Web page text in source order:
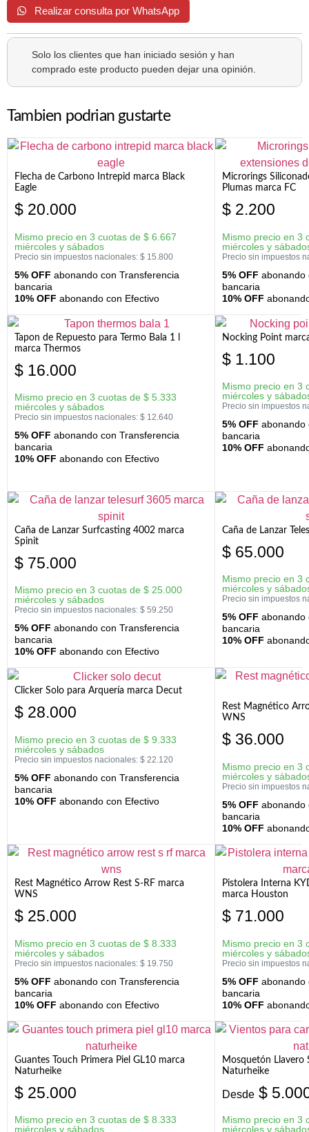
Realizar consulta por WhatsApp
Solo los clientes que han iniciado sesión y han
comprado este producto pueden dejar una opinión.
Tambien podrian gustarte
Flecha de Carbono Intrepid marca Black
Eagle
$ 20.000
Mismo precio en 3 cuotas de $ 6.667
miércoles y sábados
Precio sin impuestos nacionales: $ 15.800
5% OFF abonando con Transferencia
bancaria
10% OFF abonando con Efectivo
Microrings
Plumas marca FC
$ 2.200
Mismo precio en 3
miércoles y
Precio sin impuestos
5% OFF abonando
bancaria
10% OFF
Tapon de Repuesto para Termo Bala 1 l
marca Thermos
$ 16.000
Mismo precio en 3 cuotas de $ 5.333
miércoles y sábados
Precio sin impuestos nacionales: $ 12.640
5% OFF abonando con Transferencia
bancaria
10% OFF abonando con Efectivo
Nocking Point
$ 1.100
Mismo precio en 3
miércoles y
Precio sin impuestos
5% OFF abonando
bancaria
10% OFF
Caña de Lanzar Surfcasting 4002 marca
Spinit
$ 75.000
Mismo precio en 3 cuotas de $ 25.000
miércoles y sábados
Precio sin impuestos nacionales: $ 59.250
5% OFF abonando con Transferencia
bancaria
10% OFF abonando con Efectivo
Caña de Lanzar
$ 65.000
Mismo precio en 3
miércoles y
Precio sin impuestos
5% OFF abonando
bancaria
10% OFF
Clicker Solo para Arquería marca Decut
$ 28.000
Mismo precio en 3 cuotas de $ 9.333
miércoles y sábados
Precio sin impuestos nacionales: $ 22.120
5% OFF abonando con Transferencia
bancaria
10% OFF abonando con Efectivo
Rest Magnético
WNS
$ 36.000
Mismo precio en 3
miércoles y
Precio sin impuestos
5% OFF abonando
bancaria
10% OFF
Rest Magnético Arrow Rest S-RF marca
WNS
$ 25.000
Mismo precio en 3 cuotas de $ 8.333
miércoles y sábados
Precio sin impuestos nacionales: $ 19.750
5% OFF abonando con Transferencia
bancaria
10% OFF abonando con Efectivo
Pistolera Interna
marca Houston
$ 71.000
Mismo precio en 3
miércoles y
Precio sin impuestos
5% OFF abonando
bancaria
10% OFF
Guantes Touch Primera Piel GL10 marca
Naturheike
$ 25.000
Mismo precio en 3 cuotas de $ 8.333
miércoles y sábados
Mosquetón Llavero
Naturheike
Desde $
Mismo precio en 3
miércoles y